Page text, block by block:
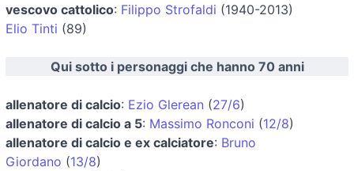
vescovo cattolico: Filippo Strofaldi (1940-2013)
Elio Tinti (89)
Qui sotto i personaggi che hanno 70 anni
allenatore di calcio: Ezio Glerean (27/6)
allenatore di calcio a 5: Massimo Ronconi (12/8)
allenatore di calcio e ex calciatore: Bruno
Giordano (13/8)